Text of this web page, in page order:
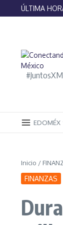
Saltar al contenido
ÚLTIMA
En México
EDOMÉX
Inicio /
FINANZAS